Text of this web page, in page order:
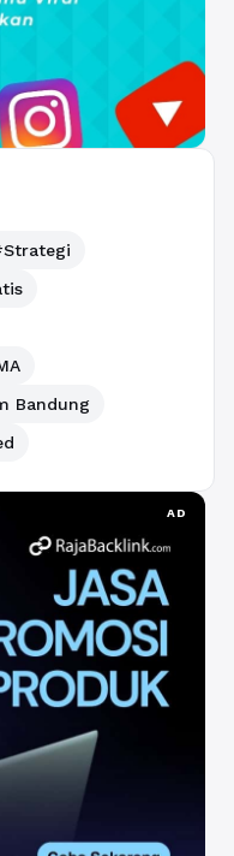
Bandung
AD